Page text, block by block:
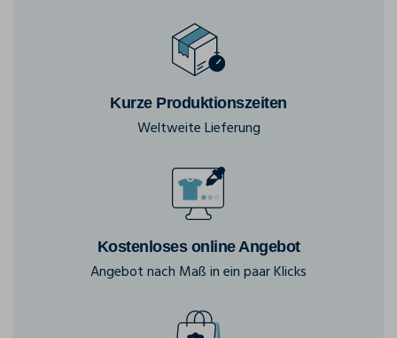
Kurze Produktionszeiten
Weltweite Lieferung
Kostenloses online Angebot
Angebot nach Maß in ein paar Klicks